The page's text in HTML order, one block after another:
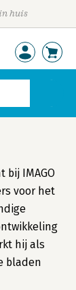
huis
bij IMAGO
voor het
hij als
bladen